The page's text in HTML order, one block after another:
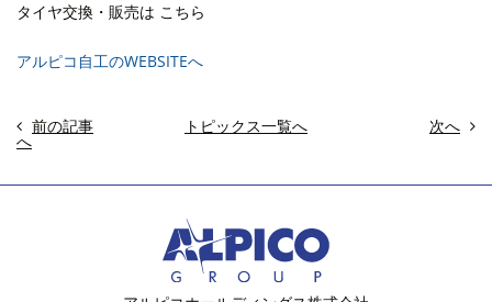
タイヤ交換・販売は こちら
アルピコ自工のWEBSITEへ
前の記事
へ
トピックス一覧へ 次へ